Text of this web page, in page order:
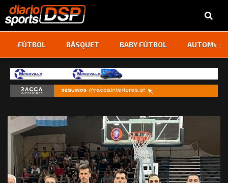
FÚTBOL BÁSQUET BABY FÚTBOL ‹ ›